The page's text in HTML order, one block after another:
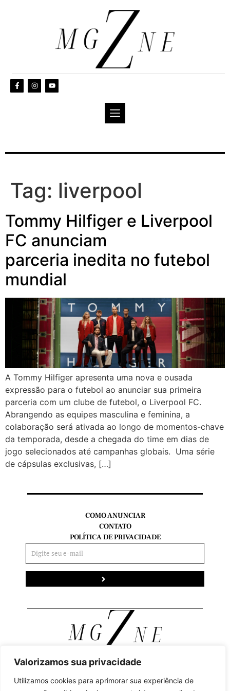
Valorizamos sua privacidade
Utilizamos cookies para aprimorar sua experiência de
Tag: liverpool
Tommy Hilfiger e Liverpool
FC anunciam
parceria inedita no futebol
mundial
A Tommy Hilfiger apresenta uma nova e ousada
expressão para o futebol ao anunciar sua primeira
parceria com um clube de futebol, o Liverpool FC.
Abrangendo as equipes masculina e feminina, a
colaboração será ativada ao longo de momentos-chave
da temporada, desde a chegada do time em dias de
jogo selecionados até campanhas globais. Uma série
de cápsulas exclusivas, […]
FACEBOOK
COMO ANUNCIAR
CONTATO
POLÍTICA DE PRIVACIDADE